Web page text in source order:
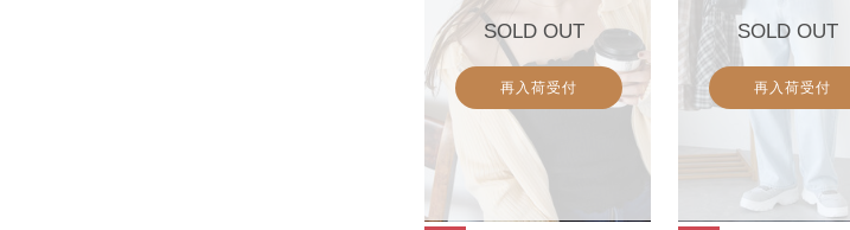
SOLD OUT
再入荷受付
SOLD OUT
再入荷受付